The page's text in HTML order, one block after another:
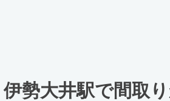
伊勢大井駅で間取